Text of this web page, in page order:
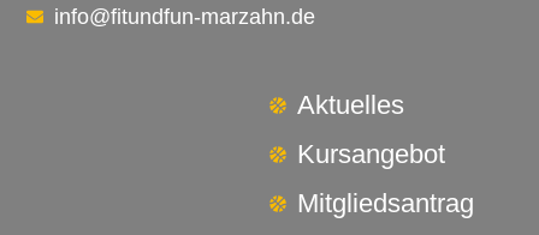
info@fitundfun-marzahn.de
Aktuelles
Kursangebot
Mitgliedsantrag